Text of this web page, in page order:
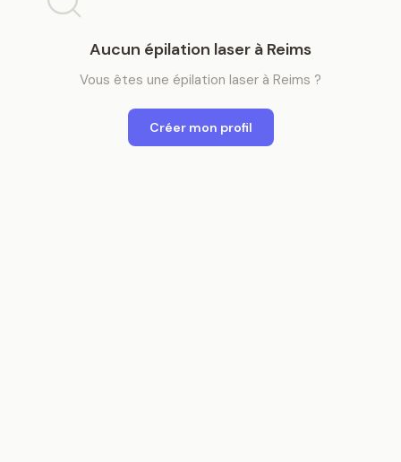
Aucun épilation laser à Reims
Vous êtes une épilation laser à Reims ?
Créer mon profil